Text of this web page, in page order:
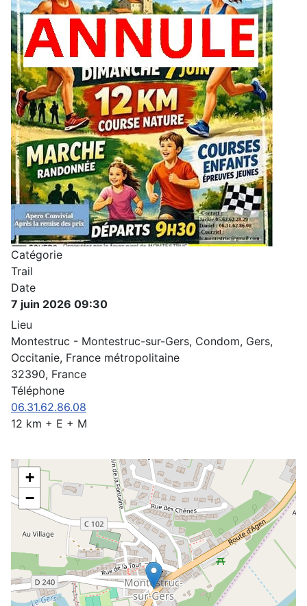
Catégorie
Trail
Date
7 juin 2026 09:30
Lieu
Montestruc - Montestruc-sur-Gers, Condom, Gers,
Occitanie, France métropolitaine
32390, France
Téléphone
06.31.62.86.08
12 km + E + M
+
−